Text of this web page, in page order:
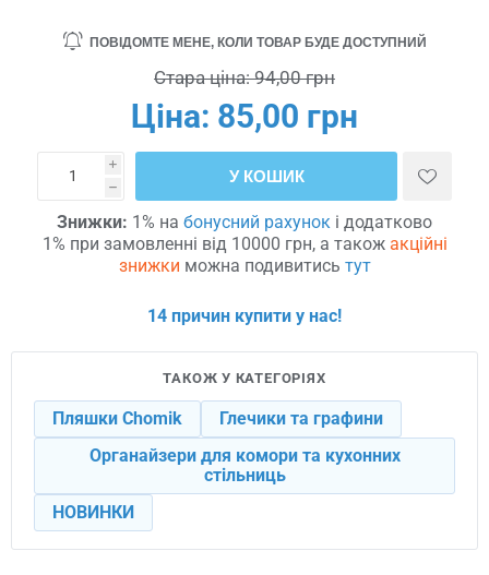
ПОВІДОМТЕ МЕНЕ, КОЛИ ТОВАР БУДЕ ДОСТУПНИЙ
Стара ціна: 94,00 грн
Ціна: 85,00 грн
i
h
У КОШИК
Знижки: 1% на бонусний рахунок і додатково
1% при замовленні від 10000 грн, а також акційні
знижки можна подивитись тут
14 причин купити у нас!
ТАКОЖ У КАТЕГОРІЯХ
Пляшки Chomik
Глечики та графини
Органайзери для комори та кухонних
стільниць
НОВИНКИ